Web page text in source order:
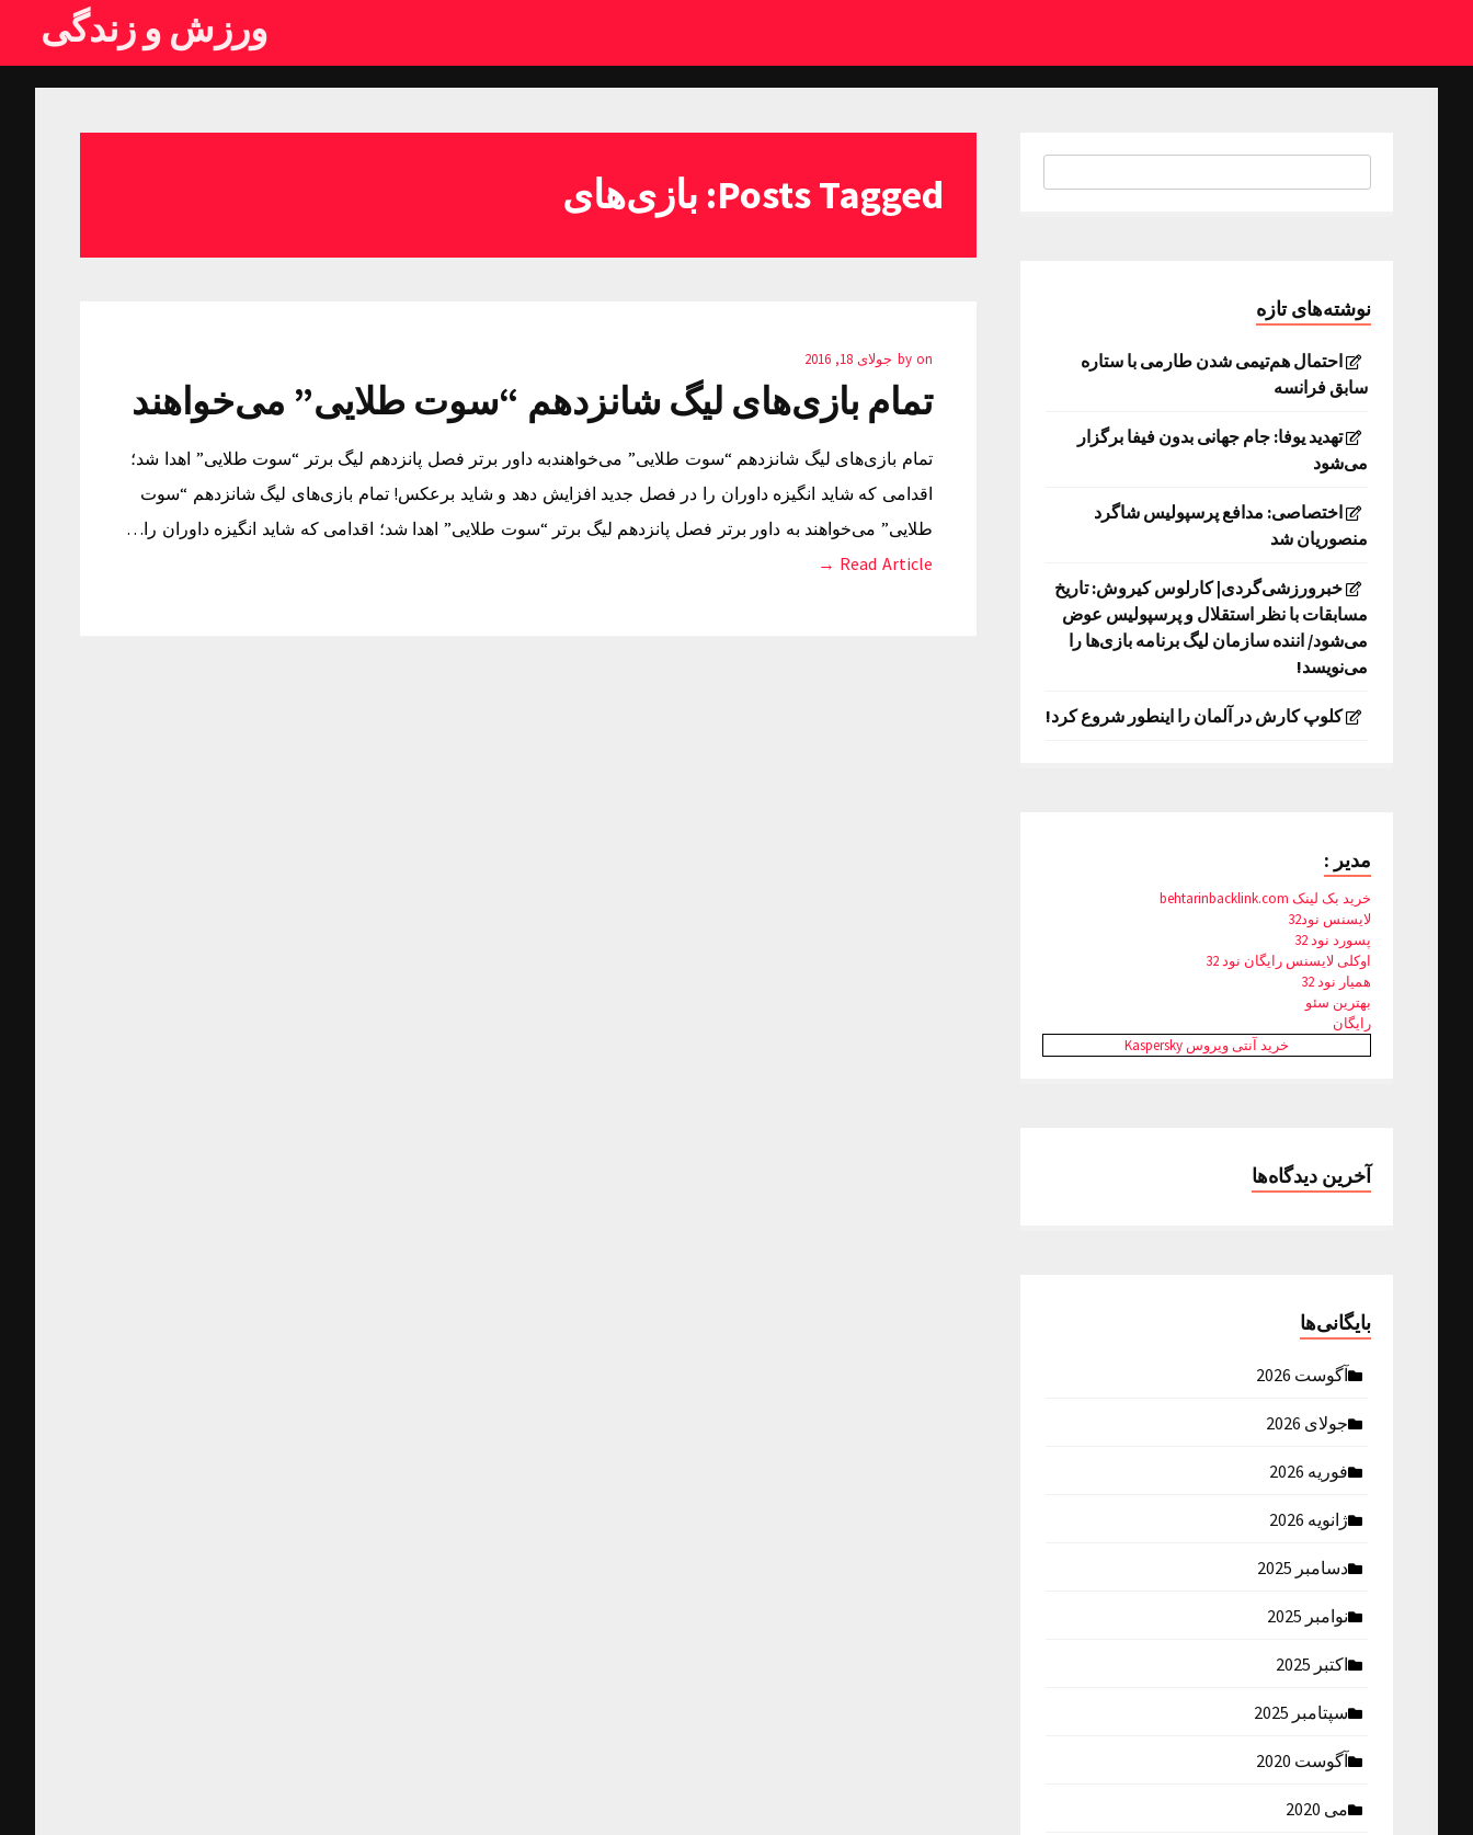
ورزش و زندگی
Posts Tagged: بازی‌های
by on جولای 18, 2016
تمام بازی‌های لیگ شانزدهم “سوت طلایی” می‌خواهند
تمام بازی‌های لیگ شانزدهم “سوت طلایی” می‌خواهندبه داور برتر فصل پانزدهم لیگ برتر “سوت طلایی” اهدا شد؛
اقدامی که شاید انگیزه داوران را در فصل جدید افزایش دهد و شاید برعکس! تمام بازی‌های لیگ شانزدهم “سوت
طلایی” می‌خواهند به داور برتر فصل پانزدهم لیگ برتر “سوت طلایی” اهدا شد؛ اقدامی که شاید انگیزه داوران را…
Read Article →
نوشته‌های تازه
احتمال هم‌تیمی شدن طارمی با ستاره
سابق فرانسه
تهدید یوفا: جام جهانی بدون فیفا برگزار
می‌شود
اختصاصی: مدافع پرسپولیس شاگرد
منصوریان شد
خبرورزشی‌گردی| کارلوس کیروش: تاریخ
مسابقات با نظر استقلال و پرسپولیس عوض
می‌شود/ اننده سازمان لیگ برنامه بازی‌ها را
می‌نویسد!
کلوپ کارش در آلمان را اینطور شروع کرد!
مدیر :
خرید بک لینک behtarinbacklink.com
لایسنس نود32
پسورد نود 32
اوکلی لایسنس رایگان نود 32
همیار نود 32
بهترین سئو
رایگان
خرید آنتی ویروس Kaspersky
آخرین دیدگاه‌ها
بایگانی‌ها
آگوست 2026
جولای 2026
فوریه 2026
ژانویه 2026
دسامبر 2025
نوامبر 2025
اکتبر 2025
سپتامبر 2025
آگوست 2020
می 2020